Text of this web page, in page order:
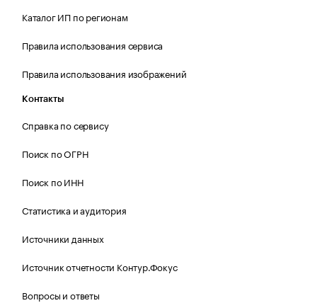
Каталог ИП по регионам
Правила использования сервиса
Правила использования изображений
Контакты
Справка по сервису
Поиск по ОГРН
Поиск по ИНН
Статистика и аудитория
Источники данных
Источник отчетности Контур.Фокус
Вопросы и ответы